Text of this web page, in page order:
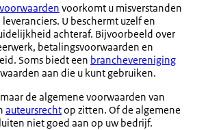
voorkomt u misverstanden
U beschermt uzelf en
achteraf. Bijvoorbeeld over
betalingsvoorwaarden en
Soms biedt een branchevereniging
aan die u kunt gebruiken.
de algemene voorwaarden van
auteursrechtop zitten. Of de algemene
niet goed aan op uw bedrijf.